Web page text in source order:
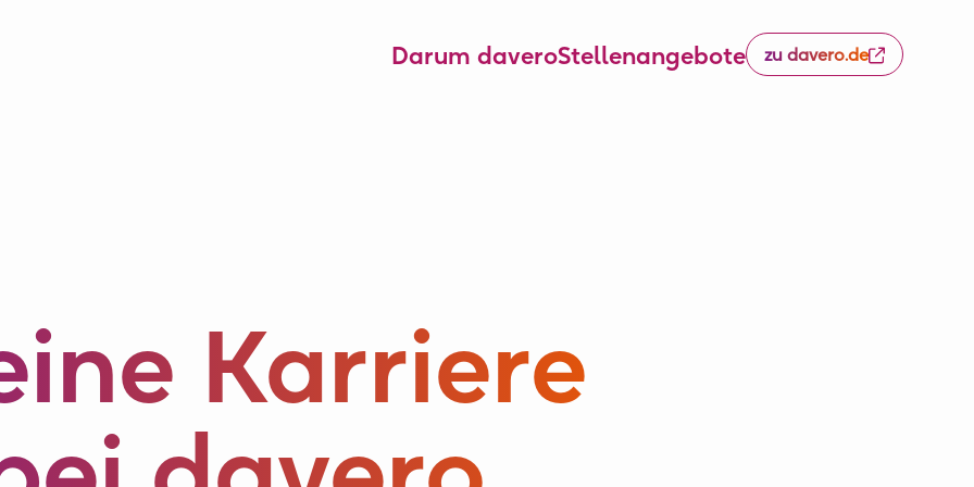
Darum daveroStellenangebote zu davero.de
Karriere